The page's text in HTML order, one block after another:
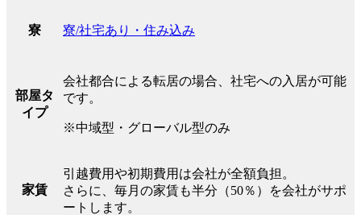
寮 寮/社宅あり・住み込み
部屋タ
イプ
会社都合による転居の場合、社宅への入居が可能
です。
※中域型・グローバル型のみ
家賃
引越費用や初期費用は会社が全額負担。
さらに、毎月の家賃も半分（50％）を会社がサポ
ートします。